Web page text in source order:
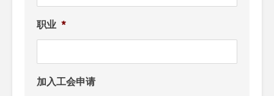
职业 *
加入工会申请